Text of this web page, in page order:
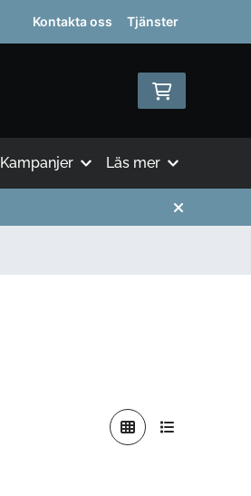
Kontakta oss Tjänster
Kampanjer Läs mer